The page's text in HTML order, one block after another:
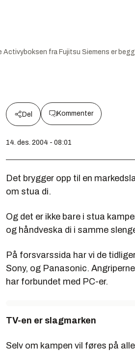
Activyboksen fra Fujitsu Siemens er
Del Kommenter
14. des. 2004 - 08:01
Det brygger opp til en
om stua di.
Og det er ikke bare i stua
og håndveska di i samme
På forsvarssida har vi de
Sony, og Panasonic.
har forbundet med PC-er.
TV-en er slagmarken
Selv om kampen vil føres på